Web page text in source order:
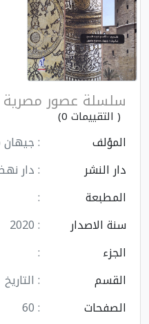
سلسلة عصور مصرية
( التقييمات 0)
المؤلف
:
دار النشر
: دار
المطبعة
:
سنة الاصدار
: 2020
الجزء
:
القسم
: التاريخ
الصفحات
: 60